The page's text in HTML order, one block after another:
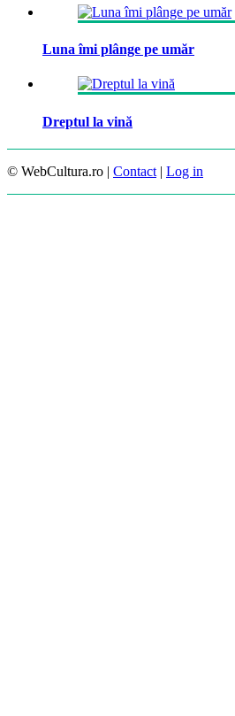
Luna îmi plânge pe umăr
Dreptul la vină
© WebCultura.ro | Contact | Log in